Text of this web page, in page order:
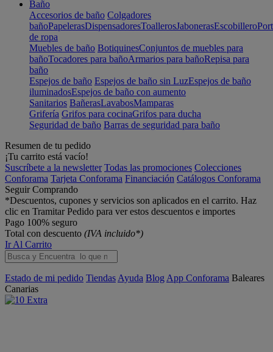
Baño
Accesorios de baño Colgadores
bañoPapelerasDispensadoresToallerosJabonerasEscobillero
de ropa
Muebles de baño BotiquinesConjuntos de muebles para
bañoTocadores para bañoArmarios para bañoRepisa para
baño
Espejos de baño Espejos de baño sin LuzEspejos de baño
iluminadosEspejos de baño con aumento
Sanitarios BañerasLavabosMamparas
Grifería Grifos para cocinaGrifos para ducha
Seguridad de baño Barras de seguridad para baño
Resumen de tu pedido
¡Tu carrito está vacío!
Suscríbete a la newsletter Todas las promociones Colecciones
Conforama Tarjeta Conforama Financiación Catálogos Conforama
Seguir Comprando
*Descuentos, cupones y servicios son aplicados en el carrito. Haz
clic en Tramitar Pedido para ver estos descuentos e importes
Pago 100% seguro
Total con descuento (IVA incluido*)
Ir Al Carrito
Estado de mi pedido Tiendas Ayuda Blog App Conforama Baleares
Canarias